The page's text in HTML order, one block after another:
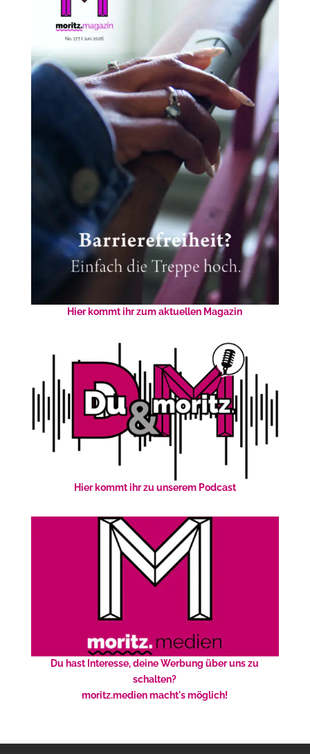
Hier kommt ihr zum aktuellen Magazin
Hier kommt ihr zu unserem Podcast
Du hast Interesse, deine Werbung über uns zu
schalten?
moritz.medien macht's möglich!